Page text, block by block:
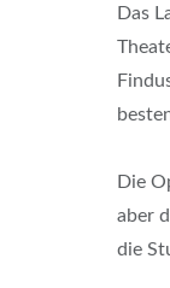
Das
Die
aber
die